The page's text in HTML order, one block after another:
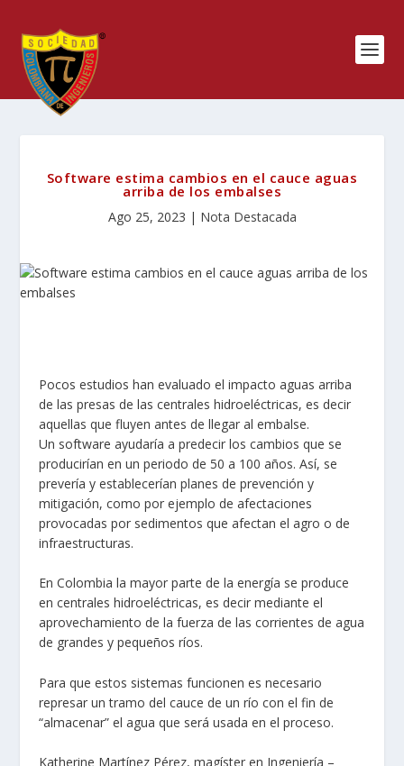
Software estima cambios en el cauce aguas
arriba de los embalses
Ago 25, 2023 | Nota Destacada
Pocos estudios han evaluado el impacto aguas arriba
de las presas de las centrales hidroeléctricas, es decir
aquellas que fluyen antes de llegar al embalse.
Un software ayudaría a predecir los cambios que se
producirían en un periodo de 50 a 100 años. Así, se
prevería y establecerían planes de prevención y
mitigación, como por ejemplo de afectaciones
provocadas por sedimentos que afectan el agro o de
infraestructuras.
En Colombia la mayor parte de la energía se produce
en centrales hidroeléctricas, es decir mediante el
aprovechamiento de la fuerza de las corrientes de agua
de grandes y pequeños ríos.
Para que estos sistemas funcionen es necesario
represar un tramo del cauce de un río con el fin de
“almacenar” el agua que será usada en el proceso.
Katherine Martínez Pérez, magíster en Ingeniería –